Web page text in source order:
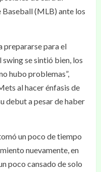
(MLB) ante los
prepararse para el
se sintió bien, los
hubo problemas”,
al hacer énfasis de
debut a pesar de haber
un poco de tiempo
nuevamente, en
poco cansado de solo